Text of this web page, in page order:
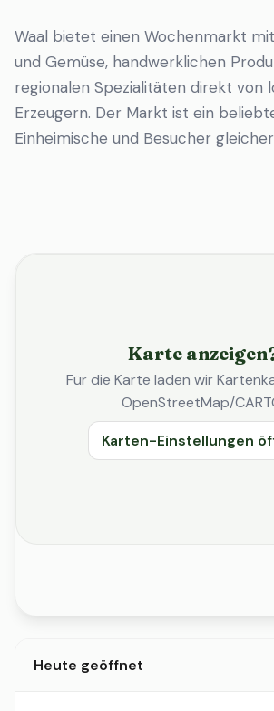
Waal bietet einen Wochenmarkt
und Gemüse, handwerklichen
regionalen Spezialitäten direkt von
Erzeugern. Der Markt ist ein
Einheimische und Besucher
Karte
Für die Karte laden wir
OpenStreetMap/
Karten-Einstellungen
Heute geöffnet